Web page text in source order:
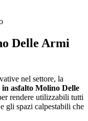
Delle Armi
nel settore, la
asfalto Molino Delle
rendere utilizzabili tutti
gli spazi calpestabili che